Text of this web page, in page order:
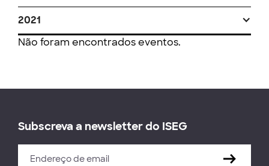
2021
Não foram encontrados eventos.
Subscreva a newsletter do ISEG